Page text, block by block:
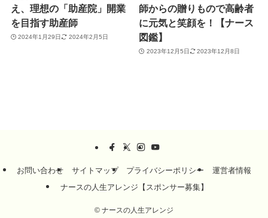
え、理想の「助産院」開業
を目指す助産師
2024年1月29日 2024年2月5日
師からの贈りもので高齢者
に元気と笑顔を！【ナース
図鑑】
2023年12月5日 2023年12月8日
お問い合わせ サイトマップ プライバシーポリシー
運営者情報
ナースの人生アレンジ【スポンサー募集】
© ナースの人生アレンジ